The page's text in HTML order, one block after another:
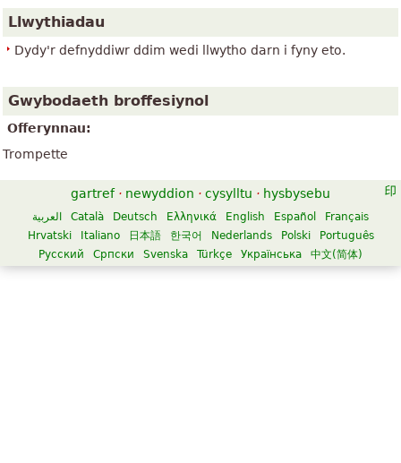
Llwythiadau
Dydy'r defnyddiwr ddim wedi llwytho darn i fyny eto.
Gwybodaeth broffesiynol
Offerynnau:
Trompette
gartref · newyddion · cysylltu · hysbysebu
العربية Català Deutsch Ελληνικά English Español
Français
Hrvatski
Italiano 日本語 한국어 Nederlands Polski
Português
Русский
Српски Svenska Türkçe Українська 中文(简体)